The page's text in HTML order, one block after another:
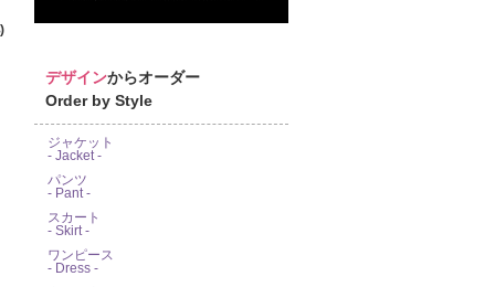
デザインからオーダー
Order by Style
ジャケット
- Jacket -
パンツ
- Pant -
スカート
- Skirt -
ワンピース
- Dress -